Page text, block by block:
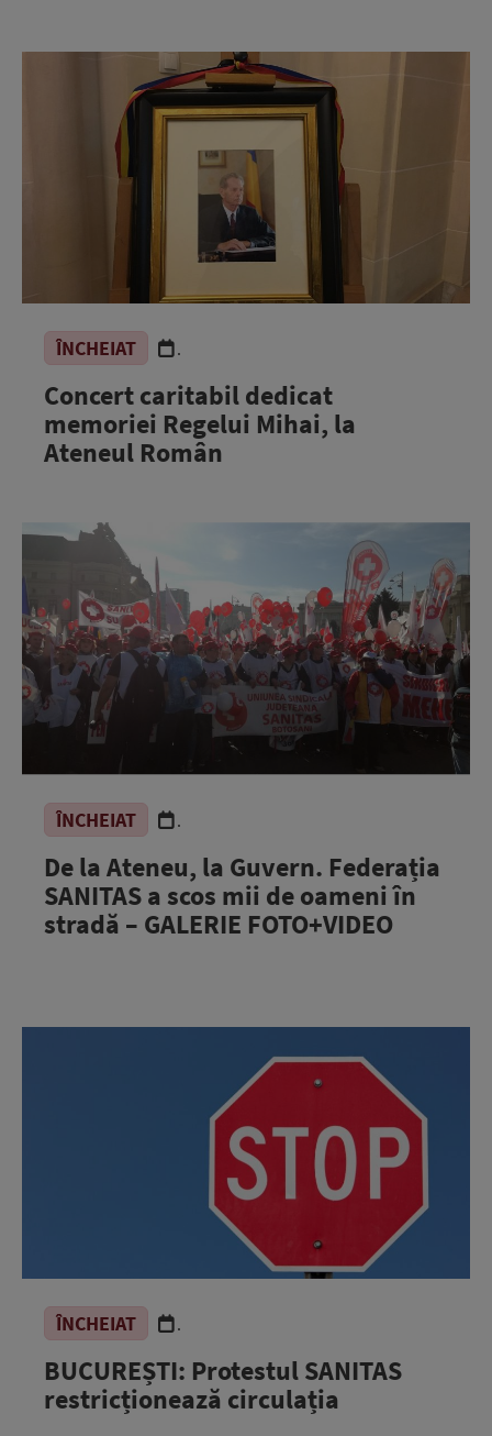
ÎNCHEIAT .
Concert caritabil dedicat
memoriei Regelui Mihai, la
Ateneul Român
ÎNCHEIAT .
De la Ateneu, la Guvern. Federația
SANITAS a scos mii de oameni în
stradă – GALERIE FOTO+VIDEO
ÎNCHEIAT .
BUCUREȘTI: Protestul SANITAS
restricționează circulația